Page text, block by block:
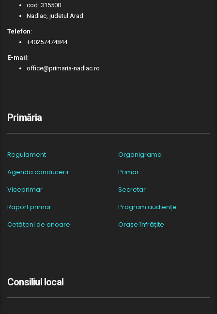
cod: 315500
Nadlac, judetul Arad
Telefon:
+40257474844
E-mail :
office@primaria-nadlac.ro
Primăria
Regulament
Organigrama
Agenda conducerii
Primar
Viceprimar
Secretar
Raport primar
Program audiențe
Cetățeni de onoare
Orașe înfrățite
Consiliul local